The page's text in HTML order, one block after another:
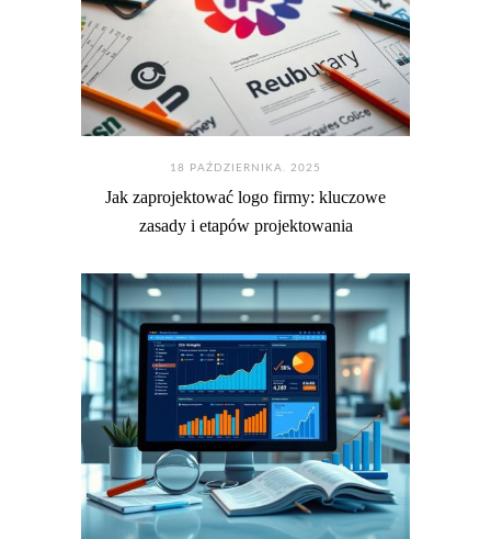
18 PAŹDZIERNIKA. 2025
Jak zaprojektować logo firmy: kluczowe
zasady i etapów projektowania